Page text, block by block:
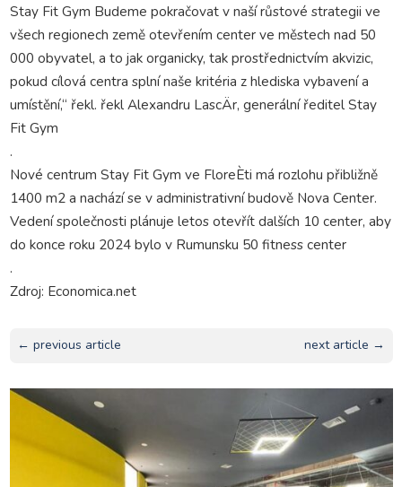
Stay Fit Gym Budeme pokračovat v naší růstové strategii ve
všech regionech země otevřením center ve městech nad 50
000 obyvatel, a to jak organicky, tak prostřednictvím akvizic,
pokud cílová centra splní naše kritéria z hlediska vybavení a
umístění,“ řekl. řekl Alexandru LascÄr, generální ředitel Stay
Fit Gym
.
Nové centrum Stay Fit Gym ve FloreÈti má rozlohu přibližně
1400 m2 a nachází se v administrativní budově Nova Center.
Vedení společnosti plánuje letos otevřít dalších 10 center, aby
do konce roku 2024 bylo v Rumunsku 50 fitness center
.
Zdroj: Economica.net
← previous article next article →